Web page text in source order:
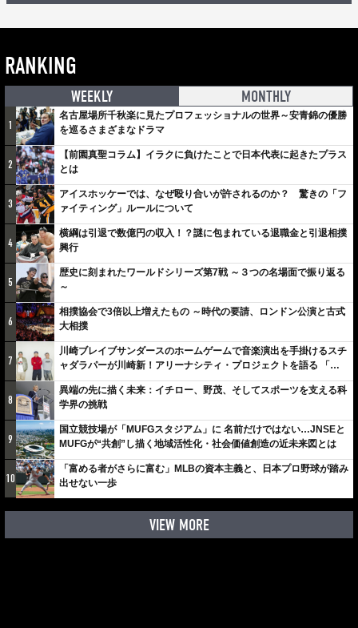
RANKING
WEEKLY MONTHLY
1
名古屋場所千秋楽に見たプロフェッショナルの世界～安青錦の優勝
を巡るさまざまなドラマ
2
【前園真聖コラム】イラクに負けたことで日本代表に起きたプラス
とは
3
アイスホッケーでは、なぜ殴り合いが許されるのか？ 驚きの「フ
ァイティング」ルールについて
4
横綱は引退で数億円の収入！？謎に包まれている退職金と引退相撲
興行
5
歴史に刻まれたワールドシリーズ第7戦 ～３つの名場面で振り返る
～
6
相撲協会で3倍以上増えたもの ～時代の要請、ロンドン公演と古式
大相撲
7
川崎ブレイブサンダースのホームゲームで音楽演出を手掛けるスチ
ャダラパーが川崎新！アリーナシティ・プロジェクトを語る 「楽
しみでしかないでしょ。川崎は、ずっと成長曲線だから」
8
異端の先に描く未来：イチロー、野茂、そしてスポーツを支える科
学界の挑戦
9
国立競技場が「MUFGスタジアム」に 名前だけではない…JNSEと
MUFGが“共創”し描く地域活性化・社会価値創造の近未来図とは
10
「富める者がさらに富む」MLBの資本主義と、日本プロ野球が踏み
出せない一歩
VIEW MORE